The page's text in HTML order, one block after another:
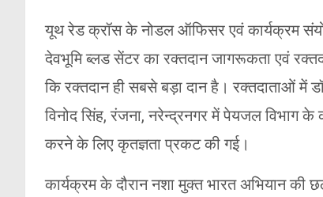
यूथ रेड क्रॉस के नोडल ऑफिसर एवं कार्यक्रम
देवभूमि ब्लड सेंटर का रक्तदान जागरूकता एवं
कि रक्तदान ही सबसे बड़ा दान है। रक्तदाताओं में
विनोद सिंह, रंजना, नरेन्द्रनगर में पेयजल विभाग के
करने के लिए कृतज्ञता प्रकट की गई।
कार्यक्रम के दौरान नशा मुक्त भारत अभियान की